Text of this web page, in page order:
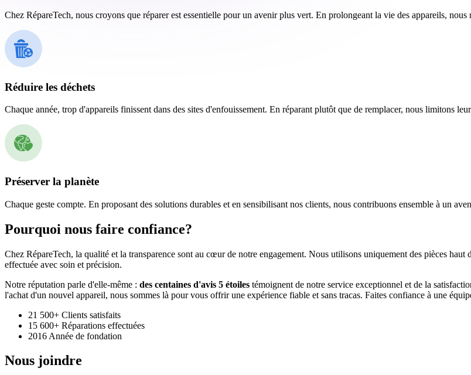
Chez RépareTech, nous croyons que réparer est essentielle pour un avenir plus vert. En prolongeant la vie des appareils,
Réduire les déchets
Chaque année, trop d'appareils finissent dans des sites d'enfouissement. En réparant plutôt que de remplacer, nous limitons
Préserver la planète
Chaque geste compte. En proposant des solutions durables et en sensibilisant nos clients, nous contribuons ensemble à un
Pourquoi nous faire confiance?
Chez RépareTech, la qualité et la transparence sont au cœur de notre engagement. Nous utilisons uniquement des pièces
effectuée avec soin et précision.
Notre réputation parle d'elle-même : des centaines d'avis 5 étoiles témoignent de notre service exceptionnel et de la
l'achat d'un nouvel appareil, nous sommes là pour vous offrir une expérience fiable et sans tracas. Faites confiance à une
21 500+ Clients satisfaits
15 600+ Réparations effectuées
2016 Année de fondation
Nous joindre